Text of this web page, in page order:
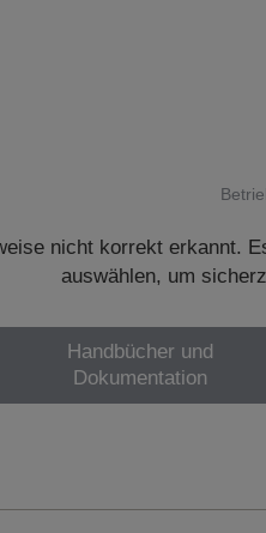
nicht korrekt erkannt.
auswählen, um
Handbücher und
Dokumentation